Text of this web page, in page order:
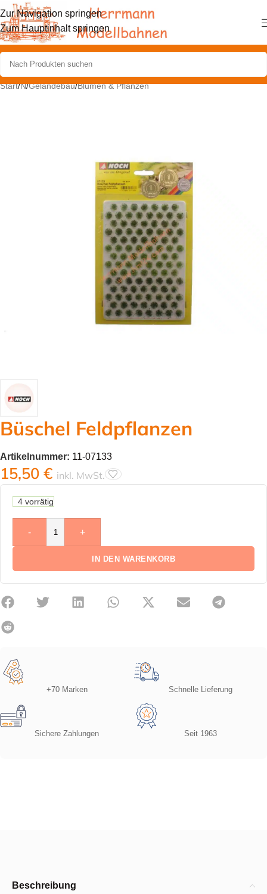
Zur Navigation springen
Zum Hauptinhalt springen
Start/N/Geländebau/Blumen & Pflanzen
Büschel Feldpflanzen
Artikelnummer: 11-07133
15,50 € inkl. MwSt.
4 vorrätig
- +
IN DEN WARENKORB
+70 Marken Schnelle Lieferung
Sichere Zahlungen Seit 1963
Beschreibung